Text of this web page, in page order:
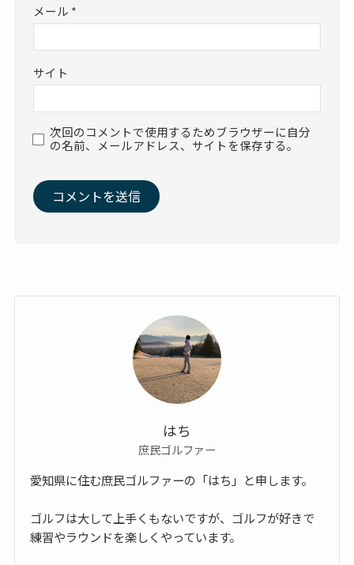
メール *
サイト
次回のコメントで使用するためブラウザーに自分
の名前、メールアドレス、サイトを保存する。
はち
庶民ゴルファー
愛知県に住む庶民ゴルファーの「はち」と申します。
ゴルフは大して上手くもないですが、ゴルフが好きで
練習やラウンドを楽しくやっています。